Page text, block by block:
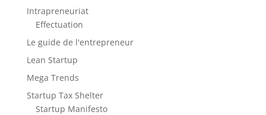
Intrapreneuriat
Effectuation
Le guide de l'entrepreneur
Lean Startup
Mega Trends
Startup Tax Shelter
Startup Manifesto